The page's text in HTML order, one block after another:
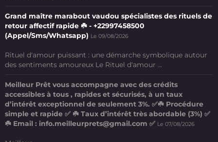
Grand maître marabout vaudou spécialistes des rituels de
retour affectif rapide ☘️ - +22997458500
(Appel/Sms/Whatsapp) Le 09/08/2026
Rituel d'amour puissant : une démarche symbolique autour
des sentiments amoureux Le Rituel d'amour ...
Meilleur Prêt vous accompagne avec des crédits
accessibles à tous , rapides et sécurisés, à un taux
d’intérêt exceptionnel de seulement 3%. ✅☘️ Procédure
simple et rapide ✅ ☘️ Taux d’intérêt très abordable (3%) ✅
☘️ Email : info.meilleurprets@gmail.com ✅ Le 07/08/2026